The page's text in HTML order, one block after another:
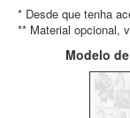
* Desde que tenha
** Material opcional,
Modelo